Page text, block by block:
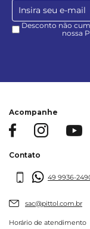
Desconto não
nossa
Acompanhe
Contato
49 9936-
sac@pittol.com.br
Horário de atendimento